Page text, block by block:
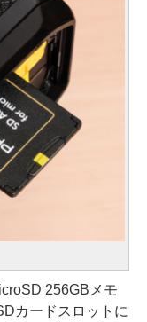
256GBメモ
カードスロットに